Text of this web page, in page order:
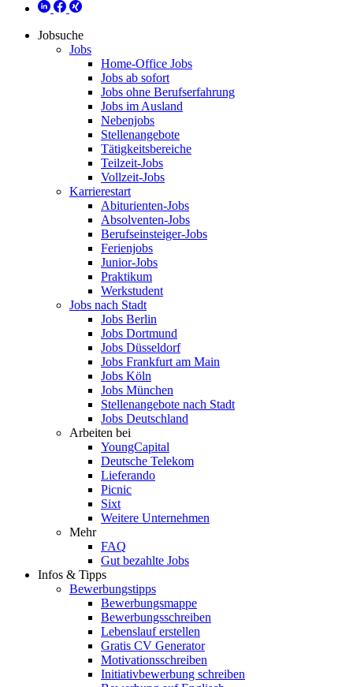
Jobsuche
Jobs
Home-Office Jobs
Jobs ab sofort
Jobs ohne Berufserfahrung
Jobs im Ausland
Nebenjobs
Stellenangebote
Tätigkeitsbereiche
Teilzeit-Jobs
Vollzeit-Jobs
Karrierestart
Abiturienten-Jobs
Absolventen-Jobs
Berufseinsteiger-Jobs
Ferienjobs
Junior-Jobs
Praktikum
Werkstudent
Jobs nach Stadt
Jobs Berlin
Jobs Dortmund
Jobs Düsseldorf
Jobs Frankfurt am Main
Jobs Köln
Jobs München
Stellenangebote nach Stadt
Jobs Deutschland
Arbeiten bei
YoungCapital
Deutsche Telekom
Lieferando
Picnic
Sixt
Weitere Unternehmen
Mehr
FAQ
Gut bezahlte Jobs
Infos & Tipps
Bewerbungstipps
Bewerbungsmappe
Bewerbungsschreiben
Lebenslauf erstellen
Gratis CV Generator
Motivationsschreiben
Initiativbewerbung schreiben